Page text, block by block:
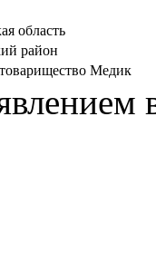
область
район
Медик